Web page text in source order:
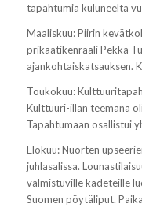
tapahtumia kuluneelta
Maaliskuu: Piirin
prikaatikenraali Pekka
ajankohtaiskatsauksen.
Toukokuu:
Kulttuuri-illan teemana
Tapahtumaan osallistui
Elokuu: Nuorten
juhlasalissa.
valmistuville kadeteille
Suomen pöytäliput.